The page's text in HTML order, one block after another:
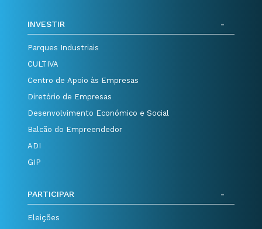
INVESTIR
Parques Industriais
CULTIVA
Centro de Apoio às Empresas
Diretório de Empresas
Desenvolvimento Económico e Social
Balcão do Empreendedor
ADI
GIP
PARTICIPAR
Eleições